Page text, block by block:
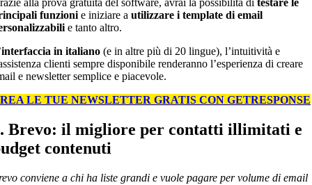
alla prova gratuita del software, avrai la possibilità di testare le
funzioni e iniziare a utilizzare i template di email
e tanto altro.
interfaccia in italiano (e in altre più di 20 lingue), l’intuitività e
clienti sempre disponibile renderanno l’esperienza di creare
e newsletter semplice e piacevole.
LE TUE NEWSLETTER GRATIS CON GETRESPONSE
Brevo: il migliore per contatti illimitati e
contenuti
conviene a chi ha liste grandi e vuole pagare per volume di email